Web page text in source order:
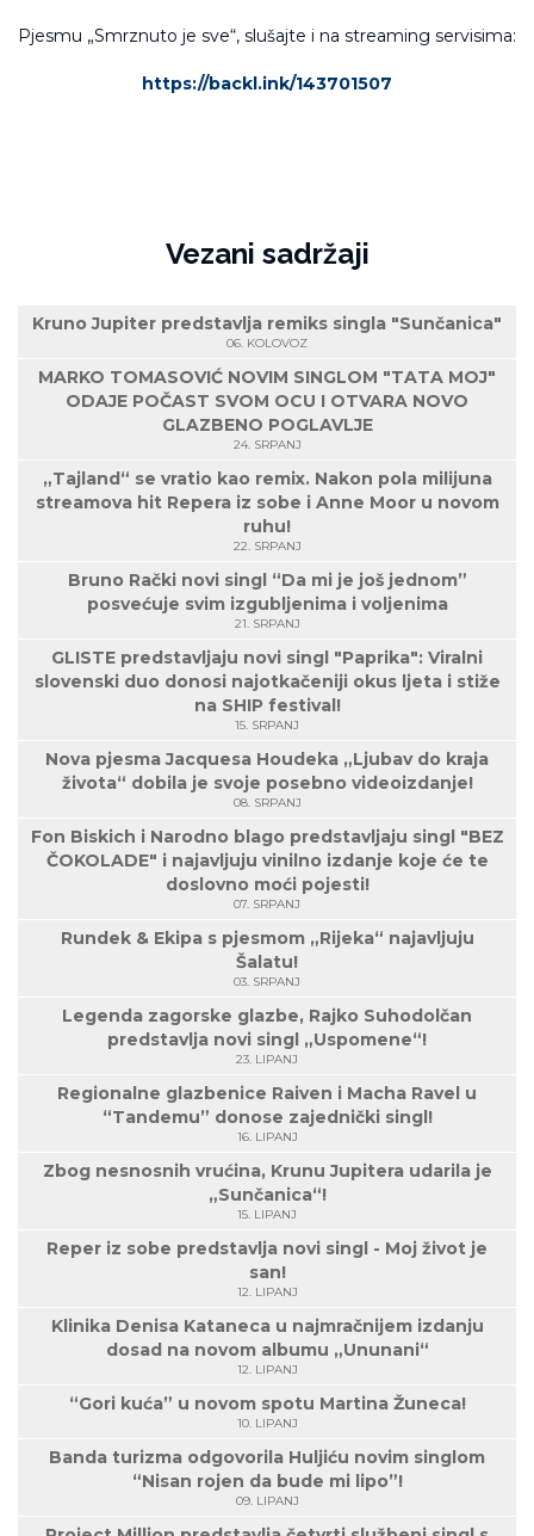
Pjesmu „Smrznuto je sve“, slušajte i na streaming servisima:
https://backl.ink/143701507
Vezani sadržaji
Kruno Jupiter predstavlja remiks singla "Sunčanica"
06. KOLOVOZ
MARKO TOMASOVIĆ NOVIM SINGLOM "TATA MOJ"
ODAJE POČAST SVOM OCU I OTVARA NOVO
GLAZBENO POGLAVLJE
24. SRPANJ
„Tajland“ se vratio kao remix. Nakon pola milijuna
streamova hit Repera iz sobe i Anne Moor u novom
ruhu!
22. SRPANJ
Bruno Rački novi singl “Da mi je još jednom”
posvećuje svim izgubljenima i voljenima
21. SRPANJ
GLISTE predstavljaju novi singl "Paprika": Viralni
slovenski duo donosi najotkačeniji okus ljeta i stiže
na SHIP festival!
15. SRPANJ
Nova pjesma Jacquesa Houdeka „Ljubav do kraja
života“ dobila je svoje posebno videoizdanje!
08. SRPANJ
Fon Biskich i Narodno blago predstavljaju singl "BEZ
ČOKOLADE" i najavljuju vinilno izdanje koje će te
doslovno moći pojesti!
07. SRPANJ
Rundek & Ekipa s pjesmom „Rijeka“ najavljuju
Šalatu!
03. SRPANJ
Legenda zagorske glazbe, Rajko Suhodolčan
predstavlja novi singl „Uspomene“!
23. LIPANJ
Regionalne glazbenice Raiven i Macha Ravel u
“Tandemu” donose zajednički singl!
16. LIPANJ
Zbog nesnosnih vrućina, Krunu Jupitera udarila je
„Sunčanica“!
15. LIPANJ
Reper iz sobe predstavlja novi singl - Moj život je
san!
12. LIPANJ
Klinika Denisa Kataneca u najmračnijem izdanju
dosad na novom albumu „Ununani“
12. LIPANJ
“Gori kuća” u novom spotu Martina Žuneca!
10. LIPANJ
Banda turizma odgovorila Huljiću novim singlom
“Nisan rojen da bude mi lipo”!
09. LIPANJ